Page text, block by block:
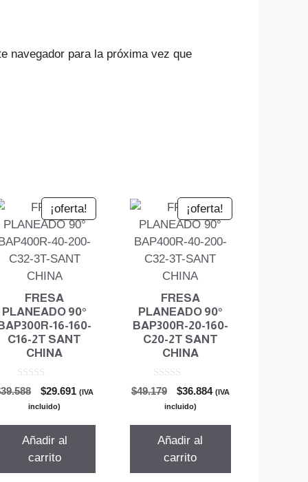
navegador para la próxima vez que
¡oferta!
FRESA
PLANEADO 90°
16-160-
C16-2T SANT
CHINA
0
d
39.588
El
precio
era:
$39.588.
$29.691 El
(IVA
incluido)
Añadir al
carrito
¡oferta!
FRESA
PLANEADO 90°
BAP300R-20-160-
C20-2T SANT
CHINA
0
d
$49.179
El
precio
era:
$49.179.
$36.884El(IVA
incluido)
Añadir al
carrito